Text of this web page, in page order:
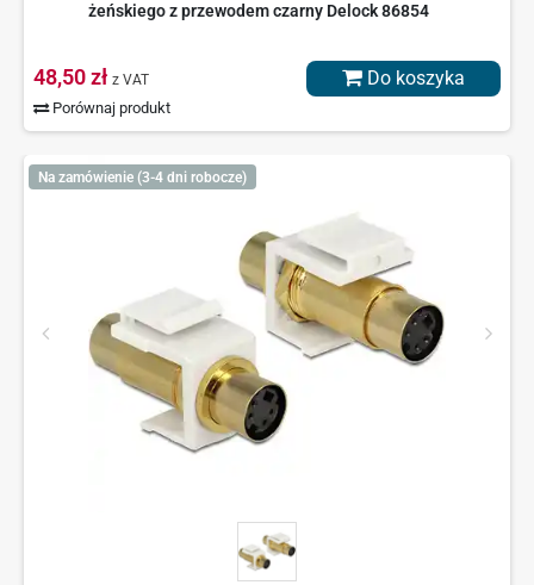
żeńskiego z przewodem czarny Delock 86854
48,50 zł z VAT
Porównaj produkt
Do koszyka
Na zamówienie (3-4 dni robocze)